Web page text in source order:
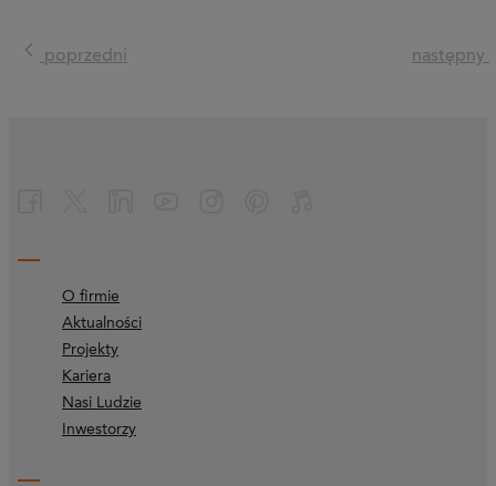
poprzedni następny
O firmie
Aktualności
Projekty
Kariera
Nasi Ludzie
Inwestorzy